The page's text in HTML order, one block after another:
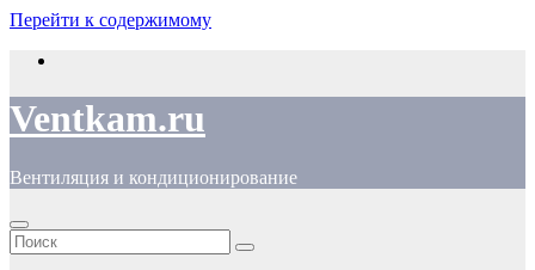
Перейти к содержимому
Ventkam.ru
Вентиляция и кондиционирование